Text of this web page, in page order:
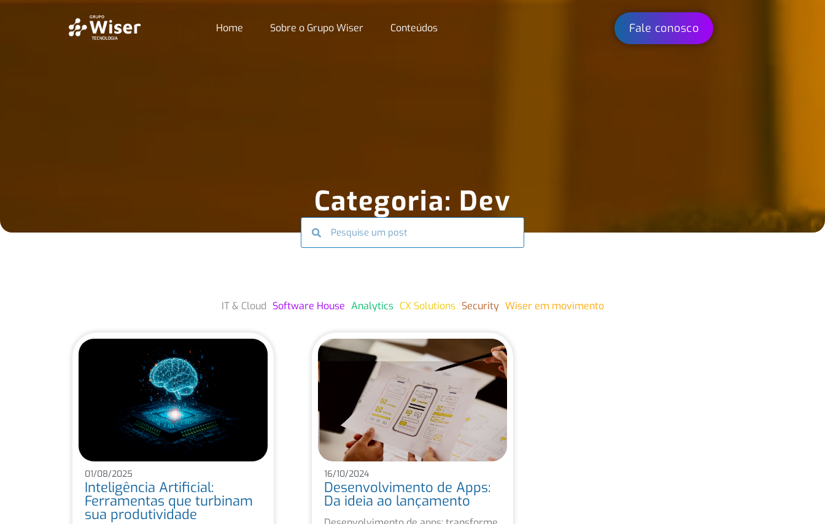
Home Sobre o Grupo Wiser Conteúdos Fale conosco
Categoria: Dev
IT & Cloud Software House Analytics CX Solutions Security Wiser em movimento
01/08/2025
Inteligência Artificial:
Ferramentas que turbinam
sua produtividade
16/10/2024
Desenvolvimento de Apps:
Da ideia ao lançamento